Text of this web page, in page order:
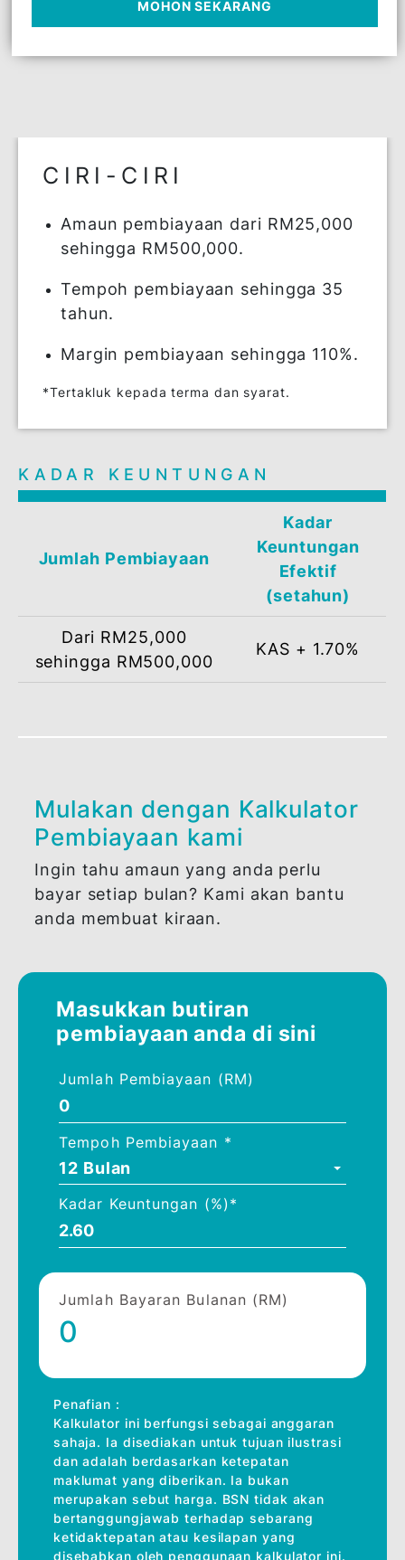
penjualan yang pertama akan menjual aset
dan serta-merta.
Amaun pembiayaan dari RM25,000
Tempoh pembiayaan sehingga 35
tahun.
Margin pembiayaan sehingga 110%.
*Tertakluk kepada terma dan syarat.
KADAR KEUNTUNGAN
(setahun)
Dari RM25,000
sehingga RM500,000
KAS + 1.70%
Mulakan dengan Kalkulator
Pembiayaan kami
Ingin tahu amaun yang anda perlu
bayar setiap bulan? Kami akan bantu
anda membuat kiraan.
pembiayaan anda di sini
Jumlah Pembiayaan (RM)
Tempoh Pembiayaan *
12 Bulan
Kadar Keuntungan (%)*